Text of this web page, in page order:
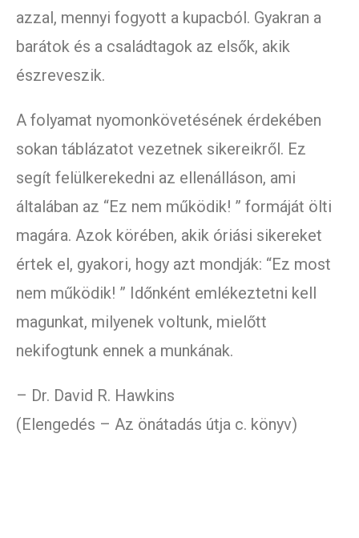
azzal, mennyi fogyott a kupacból. Gyakran a
barátok és a családtagok az elsők, akik
észreveszik.
A folyamat nyomonkövetésének érdekében
sokan táblázatot vezetnek sikereikről. Ez
segít felülkerekedni az ellenálláson, ami
általában az “Ez nem működik! ” formáját ölti
magára. Azok körében, akik óriási sikereket
értek el, gyakori, hogy azt mondják: “Ez most
nem működik! ” Időnként emlékeztetni kell
magunkat, milyenek voltunk, mielőtt
nekifogtunk ennek a munkának.
– Dr. David R. Hawkins
(Elengedés – Az önátadás útja c. könyv)